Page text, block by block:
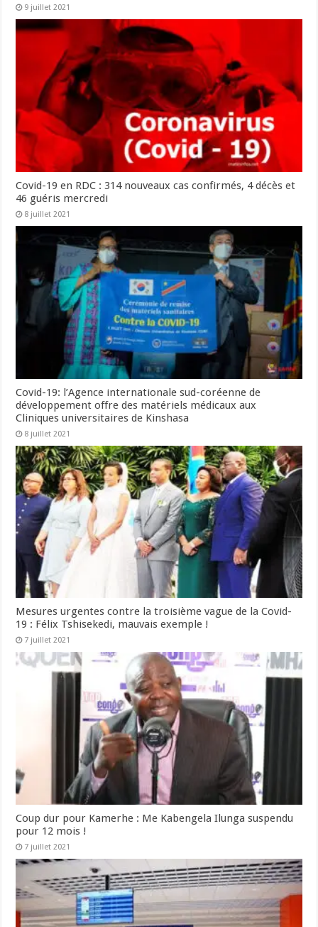
9 juillet 2021
Covid-19 en RDC : 314 nouveaux cas confirmés, 4 décès et
46 guéris mercredi
8 juillet 2021
Covid-19: l’Agence internationale sud-coréenne de
développement offre des matériels médicaux aux
Cliniques universitaires de Kinshasa
8 juillet 2021
Mesures urgentes contre la troisième vague de la Covid-
19 : Félix Tshisekedi, mauvais exemple !
7 juillet 2021
Coup dur pour Kamerhe : Me Kabengela Ilunga suspendu
pour 12 mois !
7 juillet 2021